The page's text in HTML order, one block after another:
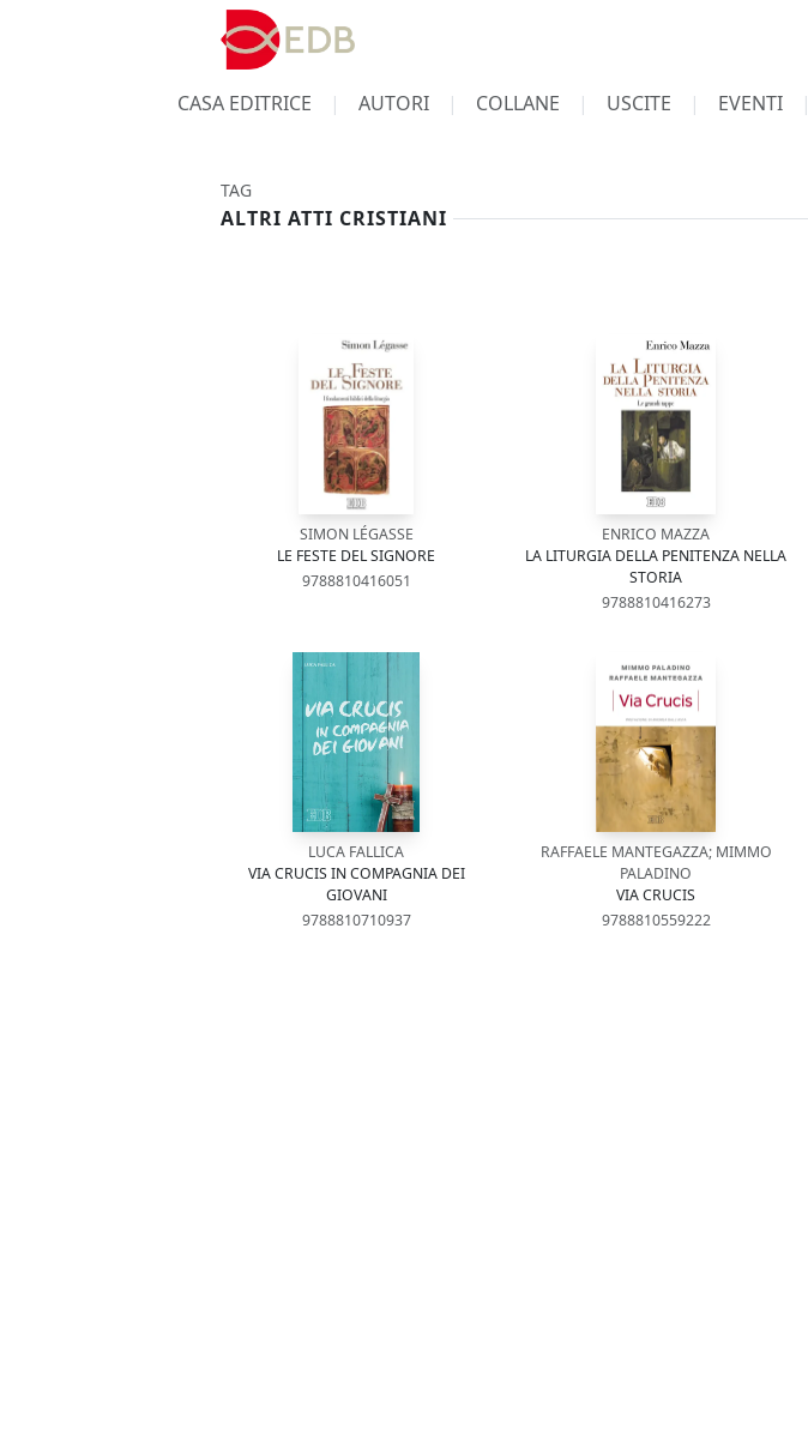
CASA EDITRICE AUTORI COLLANE USCITE EVENTI
TAG
ALTRI ATTI CRISTIANI
SIMON LÉGASSE
LE FESTE DEL SIGNORE
9788810416051
ENRICO MAZZA
LA LITURGIA DELLA PENITENZA NELLA
STORIA
9788810416273
LUCA FALLICA
VIA CRUCIS IN COMPAGNIA DEI
GIOVANI
9788810710937
RAFFAELE MANTEGAZZA; MIMMO
PALADINO
VIA CRUCIS
9788810559222